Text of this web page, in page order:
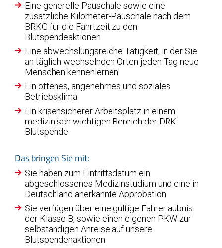
Eine generelle Pauschale sowie eine
zusätzliche Kilometer-Pauschale nach dem
BRKG für die Fahrtzeit zu den
Blutspendeaktionen
Eine abwechslungsreiche Tätigkeit, in der Sie
an täglich wechselnden Orten jeden Tag neue
Menschen kennenlernen
Ein offenes, angenehmes und soziales
Betriebsklima
Ein krisensicherer Arbeitsplatz in einem
medizinisch wichtigen Bereich der DRK-
Blutspende
Das bringen Sie mit:
Sie haben zum Eintrittsdatum ein
abgeschlossenes Medizinstudium und eine in
Deutschland anerkannte Approbation
Sie verfügen über eine gültige Fahrerlaubnis
der Klasse B, sowie einen eigenen PKW zur
selbständigen Anreise auf unsere
Blutspendenaktionen